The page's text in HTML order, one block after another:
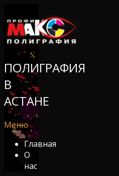
ПОЛИГРАФИЯ
В
АСТАНЕ
Меню
Главная
О
нас